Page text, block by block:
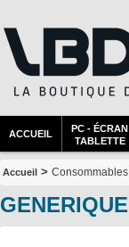
ACCUEIL
PC - ÉCRAN
TABLETTE
Accueil > Consommables